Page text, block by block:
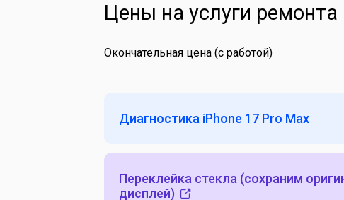
Цены на услуги ремонта
Окончательная цена (с работой)
Диагностика iPhone 17 Pro Max
Переклейка стекла (сохраним
дисплей)